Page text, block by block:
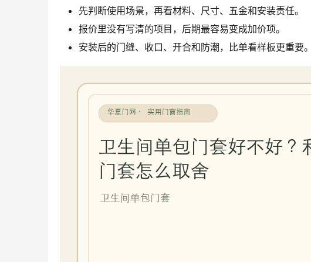
先判断使用场景，再看材料、尺寸、五金和安装责任。
报价里没有写清的项目，后期最容易变成加价项。
安装后的门缝、收口、开合和防潮，比单看样板更重要。